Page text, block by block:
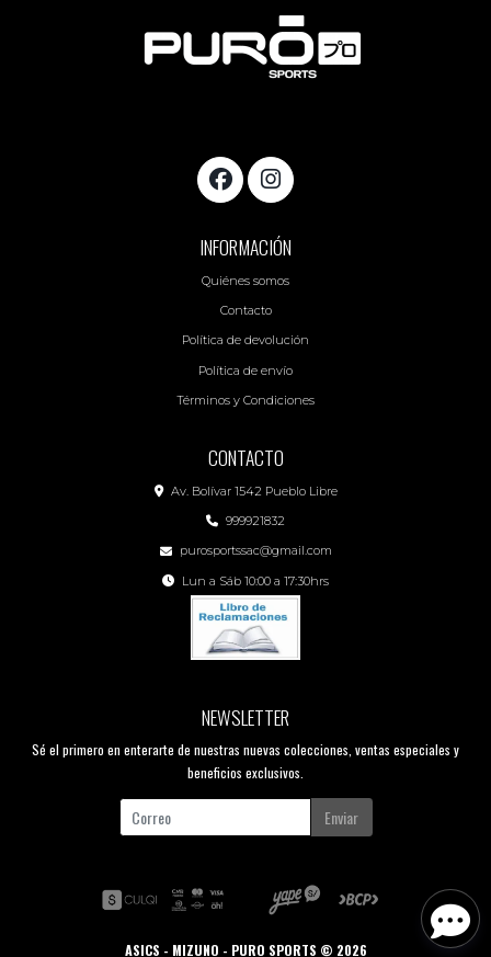
INFORMACIÓN
Quiénes somos
Contacto
Política de devolución
Política de envío
Términos y Condiciones
CONTACTO
Av. Bolívar 1542 Pueblo Libre
999921832
purosportssac@gmail.com
Lun a Sáb 10:00 a 17:30hrs
NEWSLETTER
Sé el primero en enterarte de nuestras nuevas colecciones, ventas especiales y
beneficios exclusivos.
Enviar
ASICS - MIZUNO - PURO SPORTS © 2026